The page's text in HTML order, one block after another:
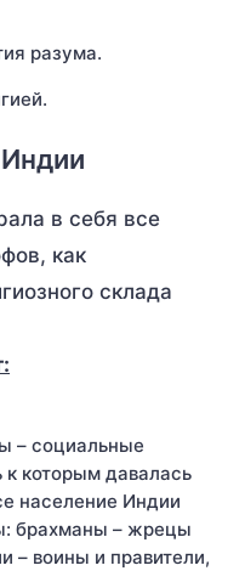
разума.
в себя все
как
склада
– социальные
которым давалась
население Индии
брахманы – жрецы
– воины и правители,